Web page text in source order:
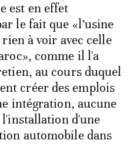
est en effet
le fait que «l’usine
à voir avec celle
comme il l'a
au cours duquel
créer des emplois
intégration, aucune
l'installation d'une
automobile dans